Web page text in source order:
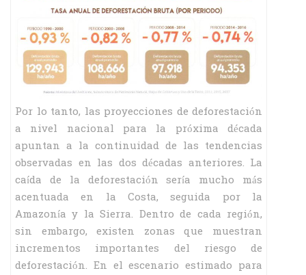
Por lo tanto, las proyecciones de deforestación
a nivel nacional para la próxima década
apuntan a la continuidad de las tendencias
observadas en las dos décadas anteriores. La
caída de la deforestación sería mucho más
acentuada en la Costa, seguida por la
Amazonía y la Sierra. Dentro de cada región,
sin embargo, existen zonas que muestran
incrementos importantes del riesgo de
deforestación. En el escenario estimado para